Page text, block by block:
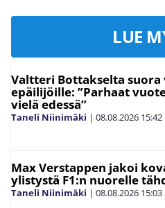
LUE
Valtteri Bottakselta suora
epäilijöille: ”Parhaat
vielä edessä”
Taneli Niinimäki | 08.08.2026 15:42
Max Verstappen jakoi
ylistystä F1:n nuorelle
Taneli Niinimäki | 08.08.2026 15:03